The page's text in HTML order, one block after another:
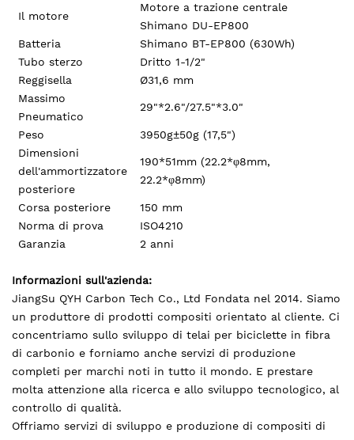
Il motore
Motore a trazione centrale
Shimano DU-EP800
Batteria
Shimano BT-EP800 (630Wh)
Tubo sterzo
Dritto 1-1/2"
Reggisella
Ø31,6 mm
Massimo
Pneumatico
29"*2.6"/27.5"*3.0"
Peso
3950g±50g (17,5")
Dimensioni
dell'ammortizzatore
posteriore
190*51mm (22.2*φ8mm,
22.2*φ8mm)
Corsa posteriore
150 mm
Norma di prova
ISO4210
Garanzia
2 anni
Informazioni sull'azienda:
JiangSu QYH Carbon Tech Co., Ltd Fondata nel 2014. Siamo
un produttore di prodotti compositi orientato al cliente. Ci
concentriamo sullo sviluppo di telai per biciclette in fibra
di carbonio e forniamo anche servizi di produzione
completi per marchi noti in tutto il mondo. E prestare
molta attenzione alla ricerca e allo sviluppo tecnologico, al
controllo di qualità.
Offriamo servizi di sviluppo e produzione di compositi di